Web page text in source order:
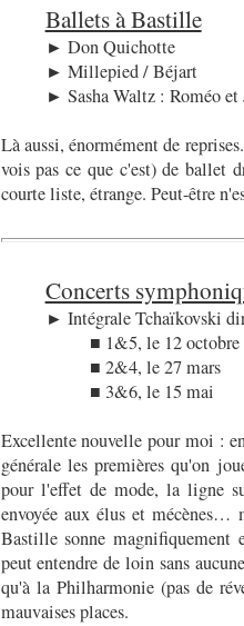
Ballets à Bastille
► Don Quichotte
► Millepied / Béjart
► Sasha Waltz : Roméo
Là aussi, énormément de
vois pas ce que c'est) de ballet
courte liste, étrange. Peut-être
Concerts
► Intégrale Tchaïkovski
■ 1&5, le 12 octobre
■ 2&4, le 27 mars
■ 3&6, le 15 mai
Excellente nouvelle pour moi :
générale les premières qu'on
pour l'effet de mode, la ligne
envoyée aux élus et mécènes…
Bastille sonne
peut entendre de loin sans
qu'à la Philharmonie (pas de
mauvaises places.